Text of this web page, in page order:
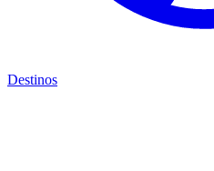
Destinos